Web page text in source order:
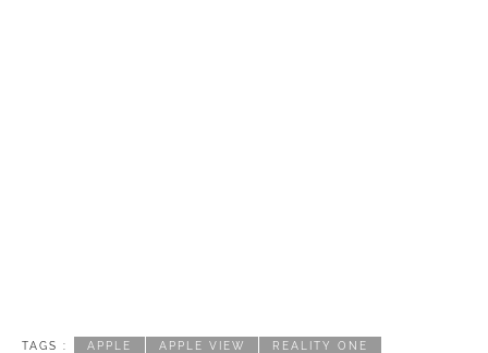
TAGS : APPLE APPLE VIEW REALITY ONE